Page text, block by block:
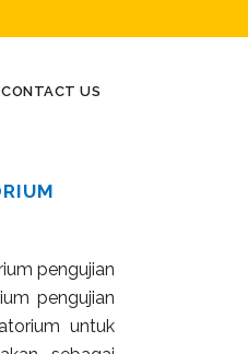
CONTACT US
pengujian
pengujian
untuk